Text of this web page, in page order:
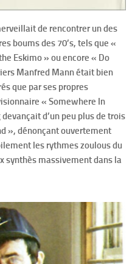
de rencontrer un des
boums des 70’s, tels que «
Eskimo » ou encore « Do
Manfred Mann était bien
que par ses propres
« Somewhere In
d’un peu plus de trois
», dénonçant ouvertement
les rythmes zoulous du
synthès massivement dans la